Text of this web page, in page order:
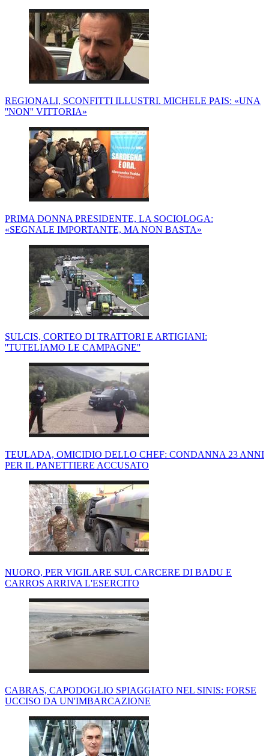
REGIONALI, SCONFITTI ILLUSTRI. MICHELE PAIS: «UNA
''NON'' VITTORIA»
PRIMA DONNA PRESIDENTE, LA SOCIOLOGA:
«SEGNALE IMPORTANTE, MA NON BASTA»
SULCIS, CORTEO DI TRATTORI E ARTIGIANI:
''TUTELIAMO LE CAMPAGNE''
TEULADA, OMICIDIO DELLO CHEF: CONDANNA 23 ANNI
PER IL PANETTIERE ACCUSATO
NUORO, PER VIGILARE SUL CARCERE DI BADU E
CARROS ARRIVA L'ESERCITO
CABRAS, CAPODOGLIO SPIAGGIATO NEL SINIS: FORSE
UCCISO DA UN'IMBARCAZIONE